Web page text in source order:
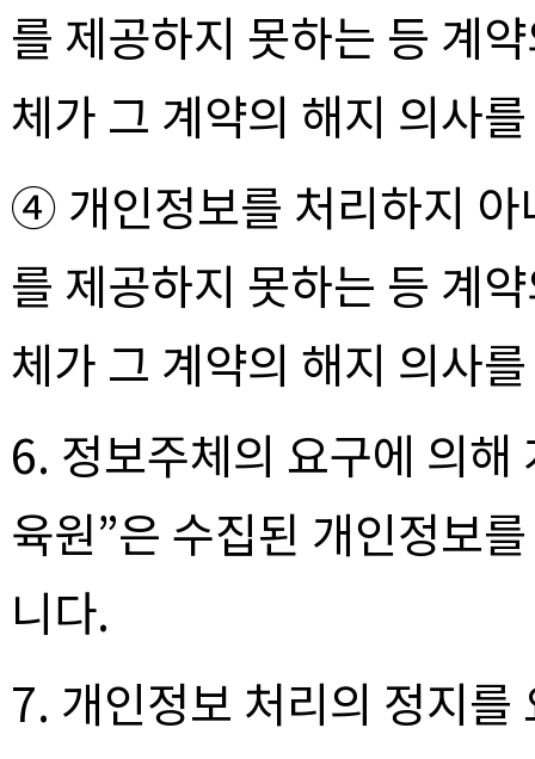
를 제공하지 못하는 등 계
체가 그 계약의 해지 의사
④ 개인정보를 처리하지 아
를 제공하지 못하는 등 계
체가 그 계약의 해지 의사
6. 정보주체의 요구에 의
육원”은 수집된 개인정보
니다.
7. 개인정보 처리의 정지